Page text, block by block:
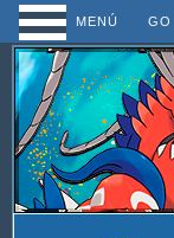
MENÚ GO